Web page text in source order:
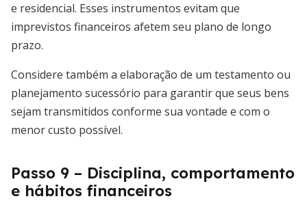
e residencial. Esses instrumentos evitam que
imprevistos financeiros afetem seu plano de longo
prazo.
Considere também a elaboração de um testamento ou
planejamento sucessório para garantir que seus bens
sejam transmitidos conforme sua vontade e com o
menor custo possível.
Passo 9 – Disciplina, comportamento
e hábitos financeiros